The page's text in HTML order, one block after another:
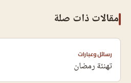
مقالات ذات صلة
رسائل وعبارات
تهنئة رمضان